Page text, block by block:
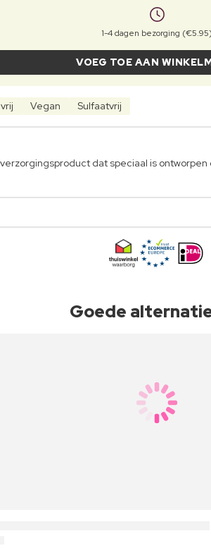
1-4 dagen bezorging (€5.95)
VOEG TOE AAN
Vegan Sulfaatvrij
dat speciaal is
Goede